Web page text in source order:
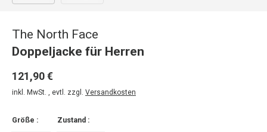
Bild 1 in Galerieansicht laden
The North Face
Doppeljacke für Herren
121,90 €
inkl. MwSt. , evtl. zzgl. Versandkosten
Größe : Zustand :